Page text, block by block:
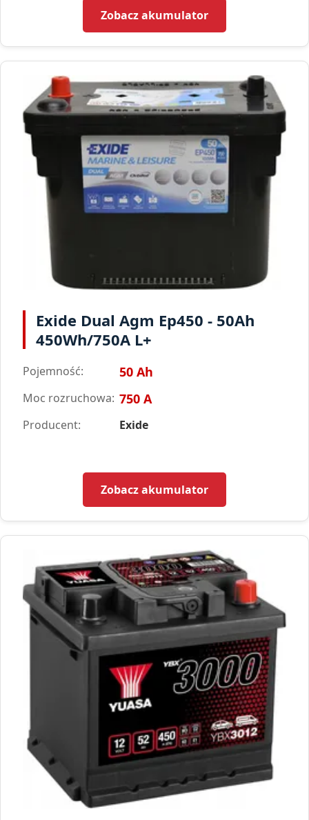
Zobacz akumulator
Exide Dual Agm Ep450 - 50Ah
450Wh/750A L+
Pojemność: 50 Ah
Moc rozruchowa: 750 A
Producent: Exide
Zobacz akumulator